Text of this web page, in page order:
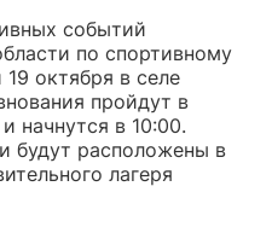
событий
по спортивному
октября в селе
пройдут в
начнутся в 10:00.
будут расположены в
лагеря